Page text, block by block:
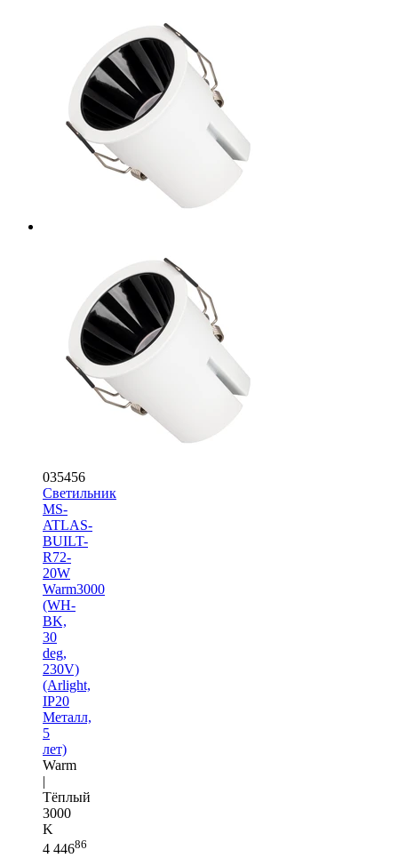
035456
Светильник
MS-
ATLAS-
BUILT-
R72-
20W
Warm3000
(WH-
BK,
30
deg,
230V)
(Arlight,
IP20
Металл,
5
лет)
Warm
|
Тёплый
3000
K
4 44686